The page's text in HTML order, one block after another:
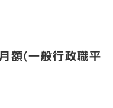
額(一般行政職平